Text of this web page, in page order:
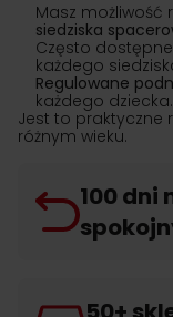
Masz możliwość
siedziska
Często
każdego
Regulowane
każdego dziecka.
Jest to praktyczne
różnym wieku.
100 dni